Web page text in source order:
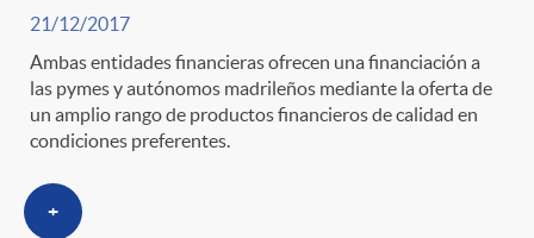
21/12/2017
Ambas entidades financieras ofrecen una financiación a
las pymes y autónomos madrileños mediante la oferta de
un amplio rango de productos financieros de calidad en
condiciones preferentes.
+